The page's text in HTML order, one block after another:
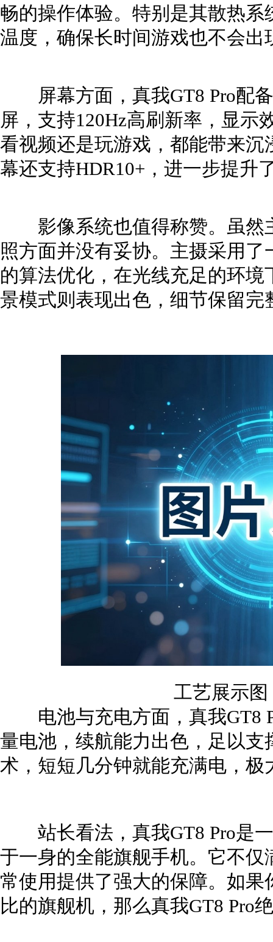
畅的操作体验。特别是其散热
温度，确保长时间游戏也不会出
屏幕方面，真我GT8 Pro配备
屏，支持120Hz高刷新率，显示
看视频还是玩游戏，都能带来
幕还支持HDR10+，进一步提升
影像系统也值得称赞。虽然
照方面并没有妥协。主摄采用
的算法优化，在光线充足的环
景模式则表现出色，细节保留完
工艺展示
电池与充电方面，真我GT8
量电池，续航能力出色，足以
术，短短几分钟就能充满电，
站长看法，真我GT8 Pro是一
于一身的全能旗舰手机。它不
常使用提供了强大的保障。如
比的旗舰机，那么真我GT8 Pro